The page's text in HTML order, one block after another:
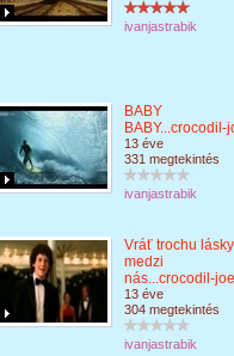
ivanjastrabik
BABY
BABY...crocodil-
13 éve
331 megtekintés
ivanjastrabik
Vráť trochu lásky
medzi
nás...crocodil-joe
13 éve
304 megtekintés
ivanjastrabik